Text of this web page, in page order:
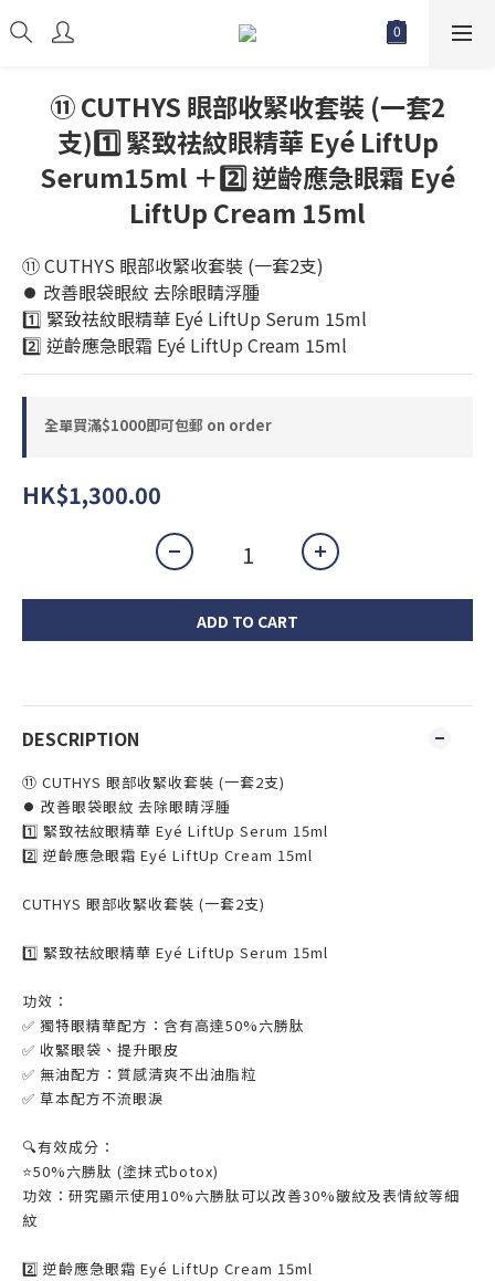
⑪ CUTHYS 眼部收緊收套裝 (一套2
支)1️⃣ 緊致祛紋眼精華 Eyé LiftUp
Serum15ml ＋2️⃣ 逆齡應急眼霜 Eyé
LiftUp Cream 15ml
⑪ CUTHYS 眼部收緊收套裝 (一套2支)
⏺️ 改善眼袋眼紋 去除眼睛浮腫
1️⃣ 緊致祛紋眼精華 Eyé LiftUp Serum 15ml
2️⃣ 逆齡應急眼霜 Eyé LiftUp Cream 15ml
全單買滿$1000即可包郵 on order
HK$1,300.00
ADD TO CART
DESCRIPTION
⑪ CUTHYS 眼部收緊收套裝 (一套2支)
⏺️ 改善眼袋眼紋 去除眼睛浮腫
1️⃣ 緊致祛紋眼精華 Eyé LiftUp Serum 15ml
2️⃣ 逆齡應急眼霜 Eyé LiftUp Cream 15ml
CUTHYS 眼部收緊收套裝 (一套2支)
1️⃣ 緊致祛紋眼精華 Eyé LiftUp Serum 15ml
功效：
✅ 獨特眼精華配方：含有高達50%六勝肽
✅ 收緊眼袋、提升眼皮
✅ 無油配方：質感清爽不出油脂粒
✅ 草本配方不流眼淚
🔍有效成分：
⭐️50%六勝肽 (塗抹式botox)
功效：研究顯示使用10%六勝肽可以改善30%皺紋及表情紋等細
紋
2️⃣ 逆齡應急眼霜 Eyé LiftUp Cream 15ml